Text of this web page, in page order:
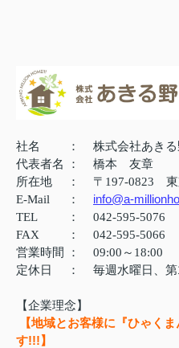
社名 ：
株式会社あき
代表者名
：
橋本 友章
所在地
：
〒197-0823 東
E-Mail
： info@a-
TEL ：
042-595-5076
FAX
：
042-595-5066
営業時間
： 09:00～18:00
定休日 ： 毎週水曜日、
【企業理念】
【地域とお客様に『ひゃく
す!!!】